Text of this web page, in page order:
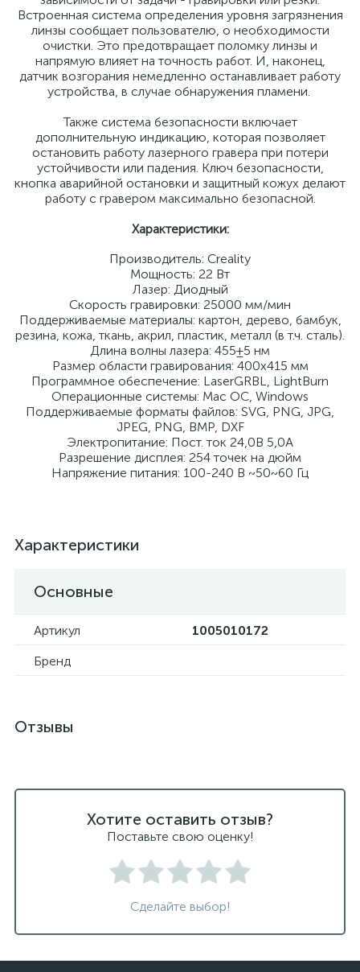
Встроенная система определения уровня загрязнения
линзы сообщает пользователю, о необходимости
очистки. Это предотвращает поломку линзы и
напрямую влияет на точность работ. И, наконец,
датчик возгорания немедленно останавливает работу
устройства, в случае обнаружения пламени.
Также система безопасности включает
дополнительную индикацию, которая позволяет
остановить работу лазерного гравера при потери
устойчивости или падения. Ключ безопасности,
кнопка аварийной остановки и защитный кожух делают
работу с гравером максимально безопасной.
Характеристики:
Производитель: Creality
Мощность: 22 Вт
Лазер: Диодный
Скорость гравировки: 25000 мм/мин
Поддерживаемые материалы: картон, дерево, бамбук,
резина, кожа, ткань, акрил, пластик, металл (в т.ч. сталь).
Длина волны лазера: 455±5 нм
Размер области гравирования: 400х415 мм
Программное обеспечение: LaserGRBL, LightBurn
Операционные системы: Mac ОС, Windows
Поддерживаемые форматы файлов: SVG, PNG, JPG,
JPEG, PNG, BMP, DXF
Электропитание: Пост. ток 24,0В 5,0А
Разрешение дисплея: 254 точек на дюйм
Напряжение питания: 100-240 В ~50~60 Гц
Характеристики
Основные
Артикул
1005010172
Бренд
Отзывы
Хотите оставить отзыв?
Поставьте свою оценку!
Сделайте выбор!